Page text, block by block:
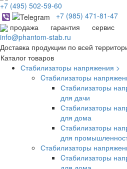
+7 (495) 502-59-60
+7 (985) 471-81-47
продажа
гарантия
сервис
info@phantom-stab.ru
Доставка продукции по всей
Каталог товаров
Стабилизаторы напряжения >
Cтабилизаторы
Стабилизаторы
для дачи
Стабилизаторы
для дома
Стабилизаторы
для
Стабилизаторы
Cтабилизаторы